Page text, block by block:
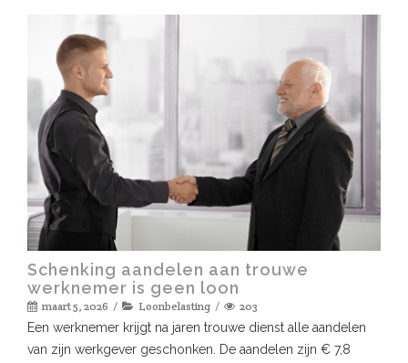
Schenking aandelen aan trouwe
werknemer is geen loon
maart 5, 2026 Loonbelasting 203
Een werknemer krijgt na jaren trouwe dienst alle aandelen
van zijn werkgever geschonken. De aandelen zijn € 7,8